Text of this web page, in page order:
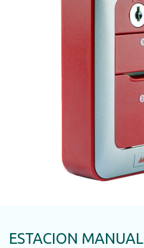
ESTACION MANUAL